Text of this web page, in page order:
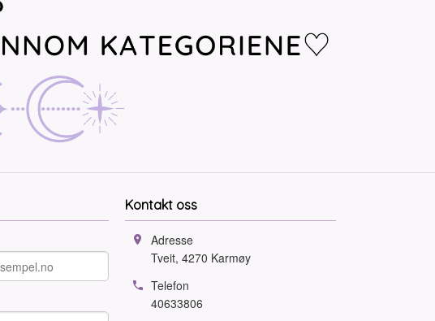
Kontakt oss
Adresse
Tveit, 4270 Karmøy
Telefon
40633806